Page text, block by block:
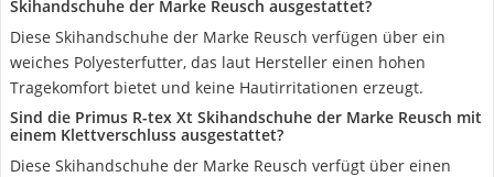
Skihandschuhe der Marke Reusch ausgestattet?
Diese Skihandschuhe der Marke Reusch verfügen über ein
weiches Polyesterfutter, das laut Hersteller einen hohen
Tragekomfort bietet und keine Hautirritationen erzeugt.
Sind die Primus R-tex Xt Skihandschuhe der Marke Reusch mit
einem Klettverschluss ausgestattet?
Diese Skihandschuhe der Marke Reusch verfügt über einen